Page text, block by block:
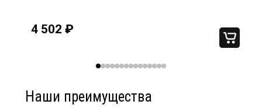
4 502 ₽
Наши преимущества